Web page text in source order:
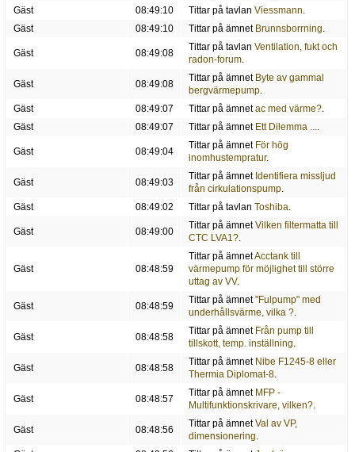
Gäst
08:49:10 Tittar på tavlan Viessmann.
Gäst
08:49:10 Tittar på ämnet Brunnsborrning.
Gäst 08:49:08
Tittar på tavlan Ventilation, fukt och
radon-forum.
Gäst 08:49:08
Tittar på ämnet Byte av gammal
bergvärmepump.
Gäst
08:49:07 Tittar på ämnetac med värme?.
Gäst
08:49:07 Tittar på ämnet Ett Dilemma ....
Gäst 08:49:04
Tittar på ämnet För hög
inomhustempratur.
Gäst 08:49:03
Tittar på ämnet Identifiera missljud
från cirkulationspump.
Gäst
08:49:02 Tittar på tavlan Toshiba.
Gäst 08:49:00
Tittar på ämnetVilken filtermatta till
CTC LVA1?.
Gäst 08:48:59
Tittar på ämnetAcctank till
värmepump för möjlighet till större
uttag av VV.
Gäst 08:48:59
Tittar på ämnet"Fulpump" med
underhållsvärme, vilka ?.
Gäst 08:48:58
Tittar på ämnet Från pump till
tillskott, temp. inställning.
Gäst 08:48:58
Tittar på ämnet Nibe F1245-8 eller
Thermia Diplomat-8.
Gäst 08:48:57
Tittar på ämnet MFP -
Multifunktionskrivare, vilken?.
Gäst 08:48:56
Tittar på ämnetVal av VP,
dimensionering.